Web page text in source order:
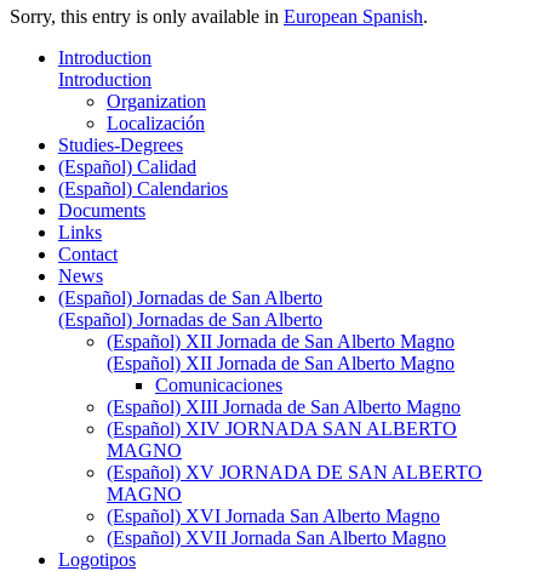
Sorry, this entry is only available in European Spanish.
Introduction
Introduction
Organization
Localización
Studies-Degrees
(Español) Calidad
(Español) Calendarios
Documents
Links
Contact
News
(Español) Jornadas de San Alberto
(Español) Jornadas de San Alberto
(Español) XII Jornada de San Alberto Magno
(Español) XII Jornada de San Alberto Magno
Comunicaciones
(Español) XIII Jornada de San Alberto Magno
(Español) XIV JORNADA SAN ALBERTO
MAGNO
(Español) XV JORNADA DE SAN ALBERTO
MAGNO
(Español) XVI Jornada San Alberto Magno
(Español) XVII Jornada San Alberto Magno
Logotipos